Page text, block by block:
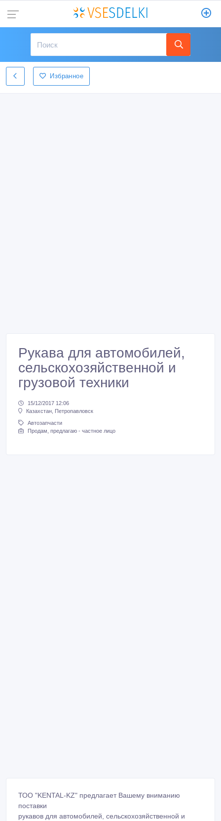
Избранное
Рукава для автомобилей,
сельскохозяйственной и
грузовой техники
15/12/2017 12:06
Казахстан, Петропавловск
Автозапчасти
Продам, предлагаю - частное лицо
ТОО "KENTAL-KZ" предлагает Вашему вниманию
поставки
рукавов для автомобилей, сельскохозяйственной и